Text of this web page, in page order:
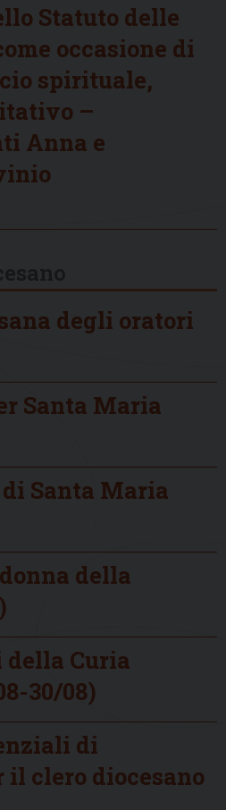
Statuto delle
occasione di
spirituale,
–
Anna e
degli oratori
Santa Maria
Santa Maria
della
Curia
30/08)
di
il clero diocesano